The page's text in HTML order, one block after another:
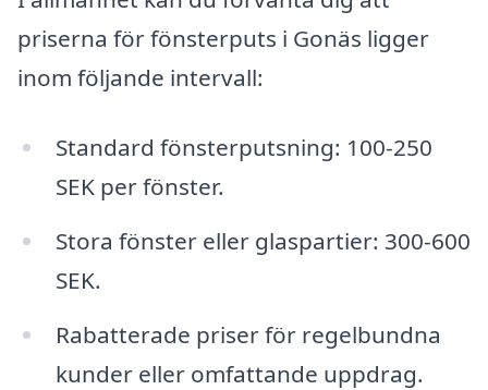
priserna för fönsterputs i Gonäs ligger
inom följande intervall:
Standard fönsterputsning: 100-250
SEK per fönster.
Stora fönster eller glaspartier: 300-600
SEK.
Rabatterade priser för regelbundna
kunder eller omfattande uppdrag.